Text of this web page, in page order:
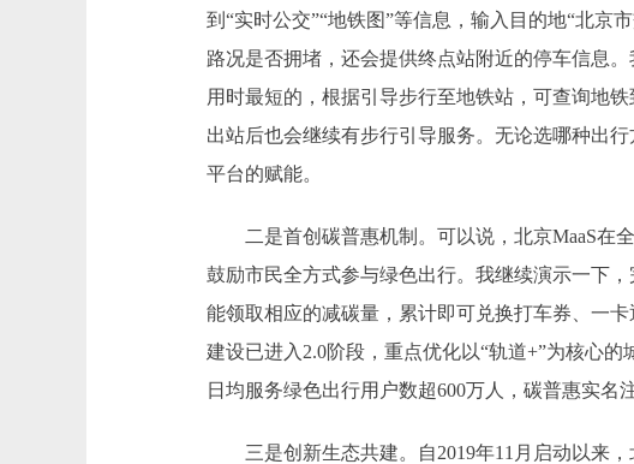
到“实时公交”“地铁图”等信息，输入目的地“北京
路况是否拥堵，还会提供终点站附近的停车信息
用时最短的，根据引导步行至地铁站，可查询地
出站后也会继续有步行引导服务。无论选哪种出
平台的赋能。
二是首创碳普惠机制。可以说，北京MaaS在全
鼓励市民全方式参与绿色出行。我继续演示一下
能领取相应的减碳量，累计即可兑换打车券、一
建设已进入2.0阶段，重点优化以“轨道+”为核心
日均服务绿色出行用户数超600万人，碳普惠实名
三是创新生态共建。自2019年11月启动以来，